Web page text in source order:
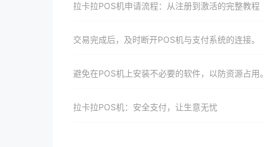
拉卡拉POS机申请流程：从注册到激活的完整教程
交易完成后，及时断开POS机与支付系统的连接。
避免在POS机上安装不必要的软件，以防资源占用。
拉卡拉POS机：安全支付，让生意无忧